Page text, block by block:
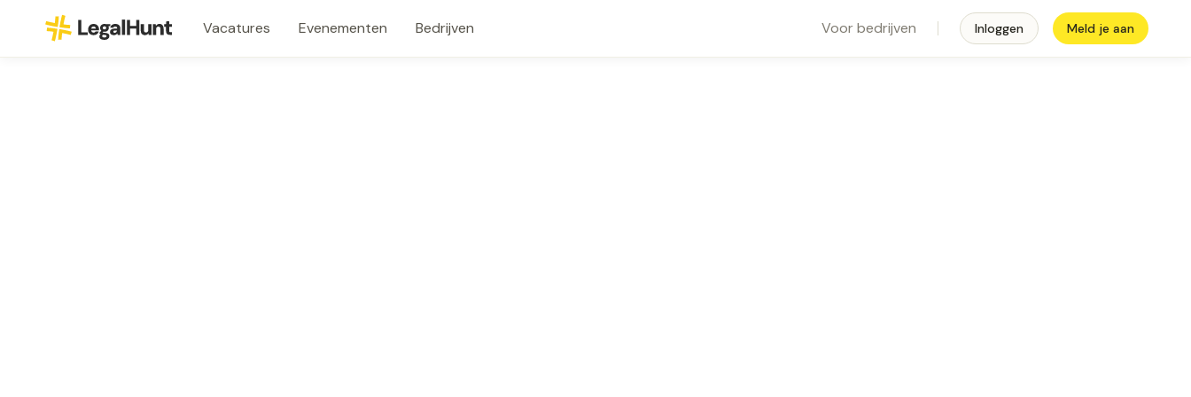
Vacatures Evenementen Bedrijven Voor bedrijven Inloggen Meld je aan